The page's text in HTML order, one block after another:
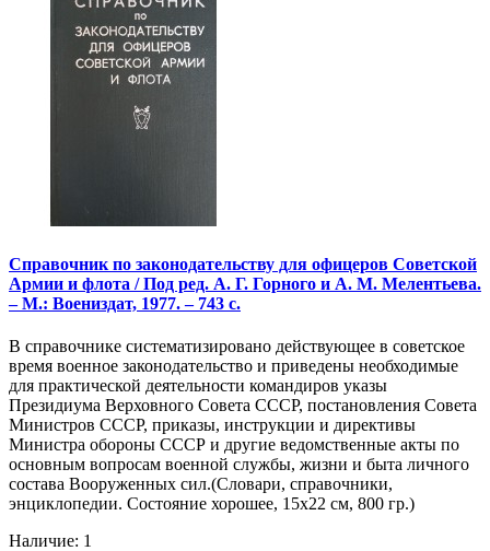
Справочник по законодательству для офицеров Советской
Армии и флота / Под ред. А. Г. Горного и А. М. Мелентьева.
– М.: Воениздат, 1977. – 743 с.
В справочнике систематизировано действующее в советское
время военное законодательство и приведены необходимые
для практической деятельности командиров указы
Президиума Верховного Совета СССР, постановления Совета
Министров СССР, приказы, инструкции и директивы
Министра обороны СССР и другие ведомственные акты по
основным вопросам военной службы, жизни и быта личного
состава Вооруженных сил.(Словари, справочники,
энциклопедии. Состояние хорошее, 15х22 см, 800 гр.)
Наличие: 1